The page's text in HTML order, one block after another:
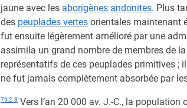
jaune avec les aborigènes andonites. Plus
des peuplades vertes orientales maintenant
fut ensuite légèrement amélioré par une
assimila un grand nombre de membres de la
représentatifs de ces peuplades primitives ;
ne fut jamais complètement absorbée par
79:2.3 Vers l’an 20 000 av. J.-C., la population